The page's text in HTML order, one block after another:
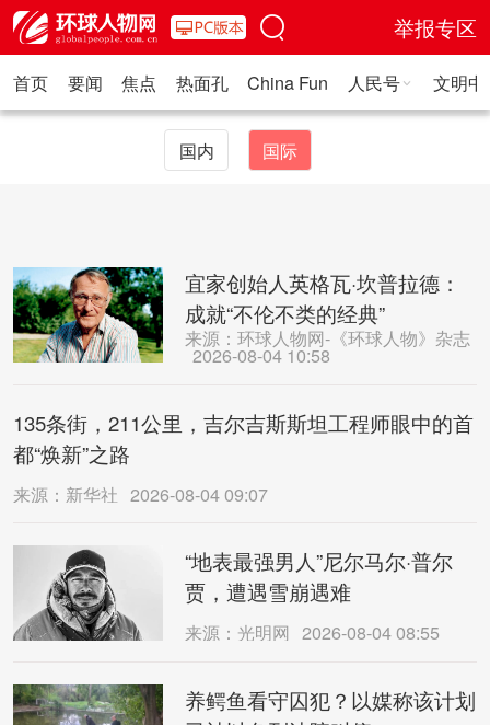
举报专区
首页 要闻 焦点 热面孔 China Fun 人民号
人民科普 人民文娱 人民文创
文明
国内 国际
宜家创始人英格瓦·坎普拉德：
成就“不伦不类的经典”
来源：环球人物网-《环球人物》杂志
2026-08-04 10:58
135条街，211公里，吉尔吉斯斯坦工程师眼中的首
都“焕新”之路
来源：新华社 2026-08-04 09:07
“地表最强男人”尼尔马尔·普尔
贾，遭遇雪崩遇难
来源：光明网 2026-08-04 08:55
养鳄鱼看守囚犯？以媒称该计划